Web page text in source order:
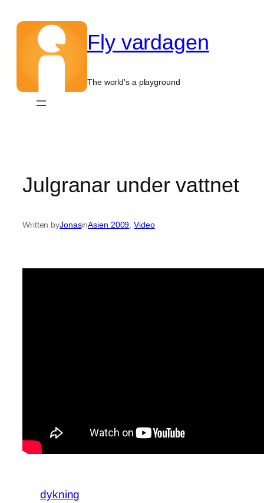
innehåll
Fly vardagen
The world's a playground
Julgranar under vattnet
Written byJonasinAsien 2009, Video
dykning